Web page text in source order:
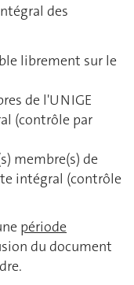
des
librement sur le
de l'UNIGE
(contrôle par
membre(s) de
intégral (contrôle
période
du document